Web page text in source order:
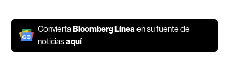
ConviertaBloomberg Línea en su fuente de
noticiasaquí